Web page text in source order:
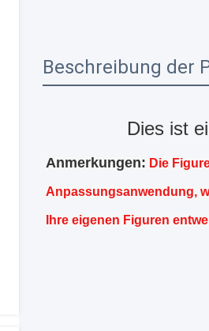
Beschreibung der
Dies ist
Anmerkungen: Die
Anpassungsanwendung,
Ihre eigenen Figuren